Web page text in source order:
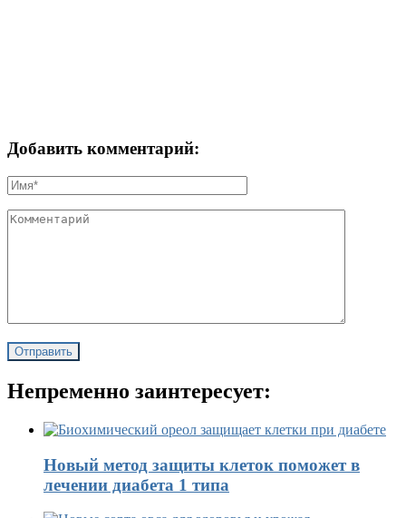
Добавить комментарий:
Непременно заинтересует:
Новый метод защиты клеток поможет в
лечении диабета 1 типа